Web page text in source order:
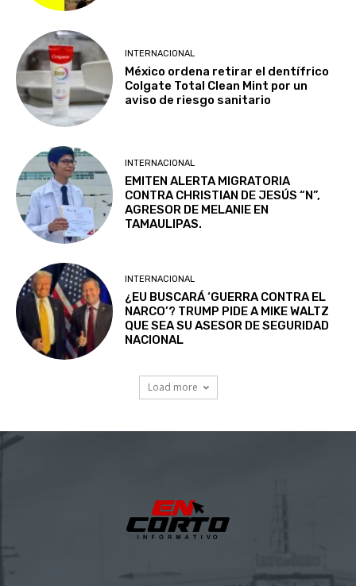
INTERNACIONAL
México ordena retirar el dentífrico
Colgate Total Clean Mint por un
aviso de riesgo sanitario
INTERNACIONAL
EMITEN ALERTA MIGRATORIA
CONTRA CHRISTIAN DE JESÚS “N”,
AGRESOR DE MELANIE EN
TAMAULIPAS.
INTERNACIONAL
¿EU BUSCARÁ ‘GUERRA CONTRA EL
NARCO’? TRUMP PIDE A MIKE WALTZ
QUE SEA SU ASESOR DE SEGURIDAD
NACIONAL
Load more